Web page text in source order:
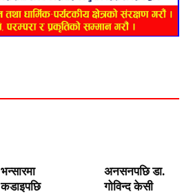
भन्सारमा
कडाइपछि
अनसनपछि डा.
गोविन्द केसी